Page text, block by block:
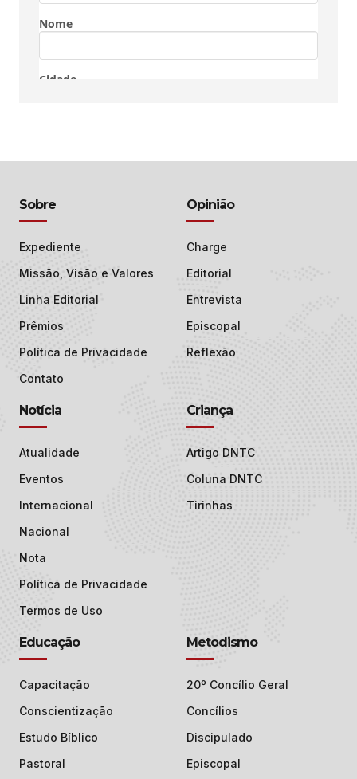
Sobre
Expediente
Missão, Visão e Valores
Linha Editorial
Prêmios
Política de Privacidade
Contato
Opinião
Charge
Editorial
Entrevista
Episcopal
Reflexão
Notícia
Atualidade
Eventos
Internacional
Nacional
Nota
Política de Privacidade
Termos de Uso
Criança
Artigo DNTC
Coluna DNTC
Tirinhas
Educação
Capacitação
Conscientização
Estudo Bíblico
Pastoral
Metodismo
20º Concílio Geral
Concílios
Discipulado
Episcopal